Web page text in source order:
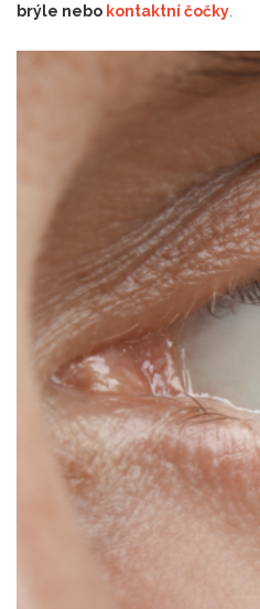
brýle nebo kontaktní čočky